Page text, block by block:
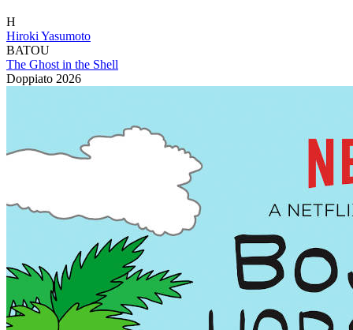
H
Hiroki Yasumoto
BATOU
The Ghost in the Shell
Doppiato 2026